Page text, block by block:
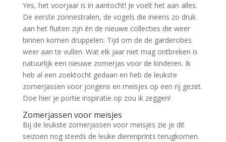
Yes, het voorjaar is in aantocht! Je voelt het aan alles.
De eerste zonnestralen, de vogels die ineens zo druk
aan het fluiten zijn én de nieuwe collecties die weer
binnen komen druppelen. Tijd om de de garderobes
weer aan te vullen. Wat elk jaar niet mag ontbreken is
natuurlijk een nieuwe zomerjas voor de kinderen. Ik
heb al een zoektocht gedaan en heb de leukste
zomerjassen voor jongens en meisjes op een rij gezet.
Doe hier je portie inspiratie op zou ik zeggen!
Zomerjassen voor meisjes
Bij de leukste zomerjassen voor meisjes zie je dit
seizoen nog steeds de leuke dierenprints terugkomen.